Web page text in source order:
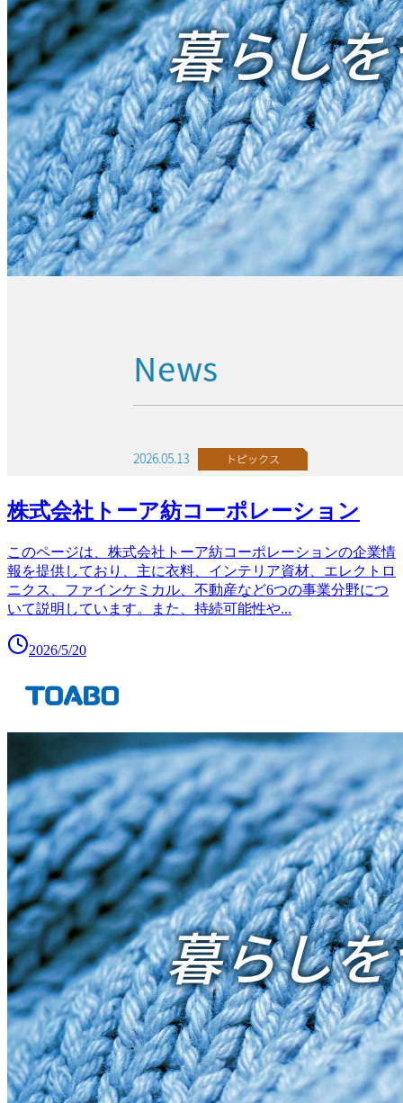
株式会社トーア紡コーポレーション
このページは、株式会社トーア紡コーポレーションの企業情
報を提供しており、主に衣料、インテリア資材、エレクトロ
ニクス、ファインケミカル、不動産など6つの事業分野につ
いて説明しています。また、持続可能性や...
2026/5/20